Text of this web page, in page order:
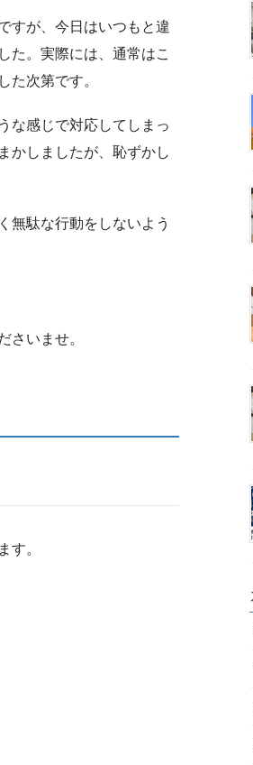
すが、今日はいつもと違
た。実際には、通常はこ
た次第です。
な感じで対応してしまっ
かしましたが、恥ずかし
無駄な行動をしないよう
さいませ。
す。